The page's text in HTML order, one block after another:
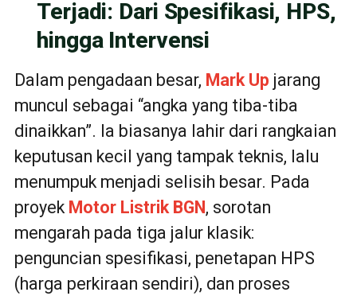
Terjadi: Dari Spesifikasi, HPS,
hingga Intervensi
Dalam pengadaan besar, Mark Up jarang
muncul sebagai “angka yang tiba-tiba
dinaikkan”. Ia biasanya lahir dari rangkaian
keputusan kecil yang tampak teknis, lalu
menumpuk menjadi selisih besar. Pada
proyek Motor Listrik BGN, sorotan
mengarah pada tiga jalur klasik:
penguncian spesifikasi, penetapan HPS
(harga perkiraan sendiri), dan proses